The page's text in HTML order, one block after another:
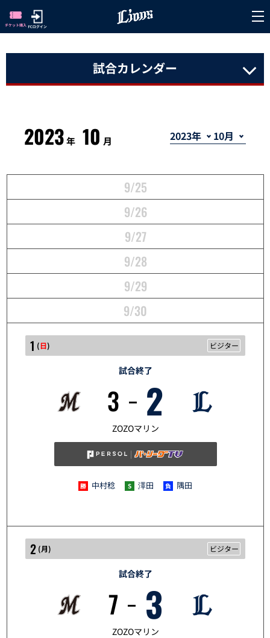
試合カレンダー
2023年 10 月
9/25
9/26
9/27
9/28
9/29
9/30
10/1
1 (日) ビジター
試合終了
3 2
ZOZOマリン
中村稔 澤田 隅田
10/2
2 (月) ビジター
試合終了
7 3
ZOZOマリン